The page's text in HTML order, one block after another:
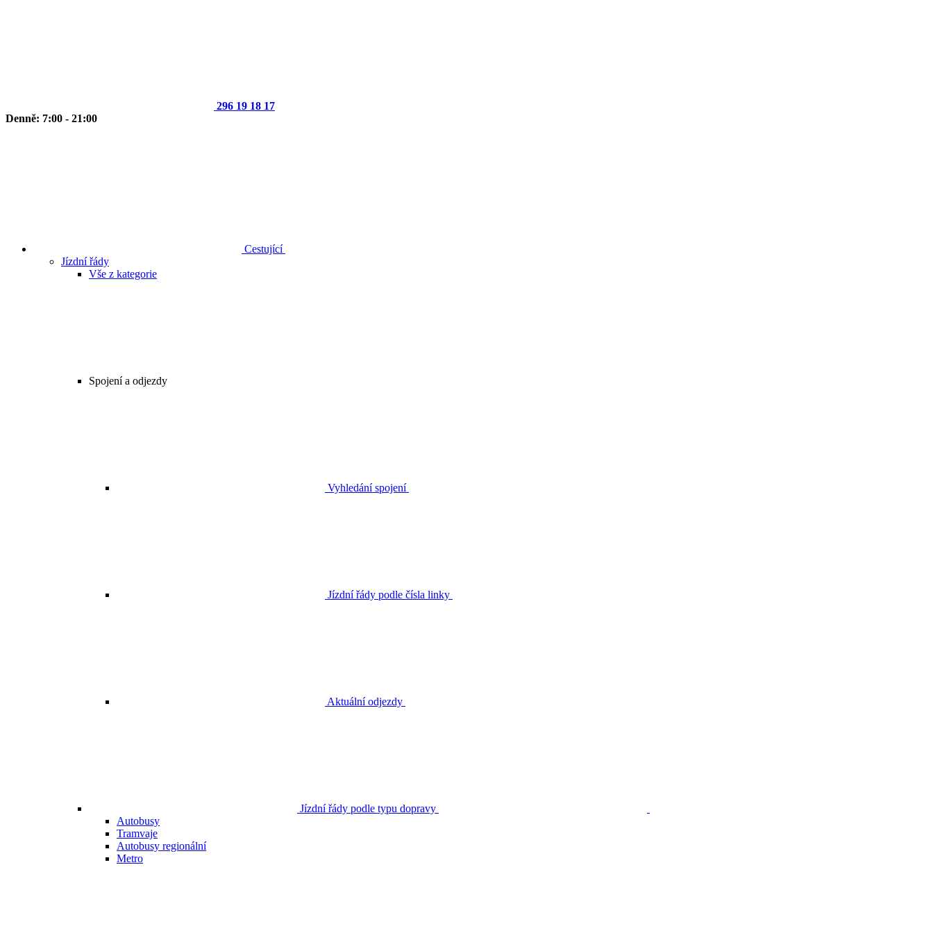
296 19 18 17
Denně: 7:00 - 21:00
Cestující
Jízdní řády
Vše z kategorie
Spojení a odjezdy
Vyhledání spojení
Jízdní řády podle čísla linky
Aktuální odjezdy
Jízdní řády podle typu dopravy
Autobusy
Tramvaje
Autobusy regionální
Metro